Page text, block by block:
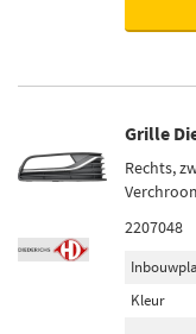
Grille
Rechts,
2207048
Kleur